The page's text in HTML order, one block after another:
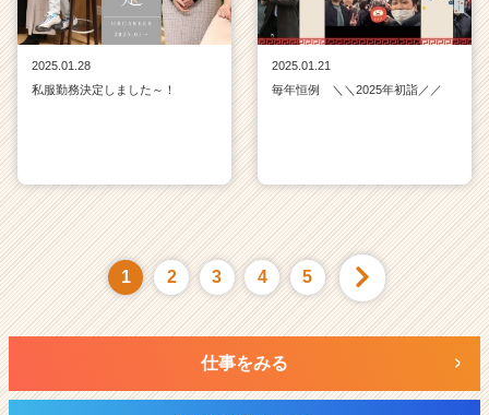
2025.01.28
私服勤務決定しました～！
2025.01.21
毎年恒例 ＼＼2025年初詣／／
1 2 3 4 5
仕事をみる